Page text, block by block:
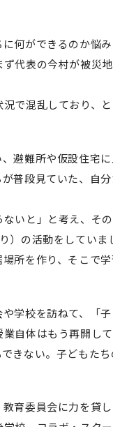
何ができるのか悩
代表の今村が被災
で混乱しており、
避難所や仮設住宅
普段見ていた、自
いと」と考え、そ
）の活動をしてい
所を作り、そこで
学校を訪ねて、「
自体はもう再開し
きない。子どもた
育委員会に力を貸